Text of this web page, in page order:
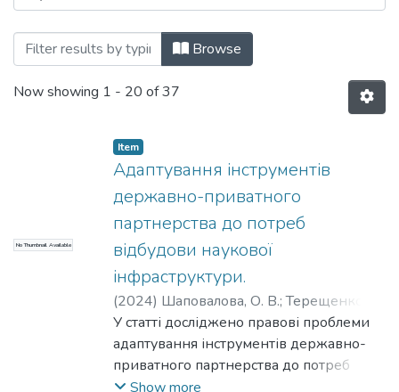
Browsing кафедра господарсько-
Browse
Now showing 1 - 20 of 37
No Thumbnail Available
Item
Адаптування інструментів
державно-приватного
партнерства до потреб
відбудови наукової
інфраструктури.
(2024) Шаповалова, О. В.;Терещенко, С.
В.
У статті досліджено правові проблеми
адаптування інструментів державно-
приватного партнерства до потреб
відбудови наукової інфраструктури.
Show more